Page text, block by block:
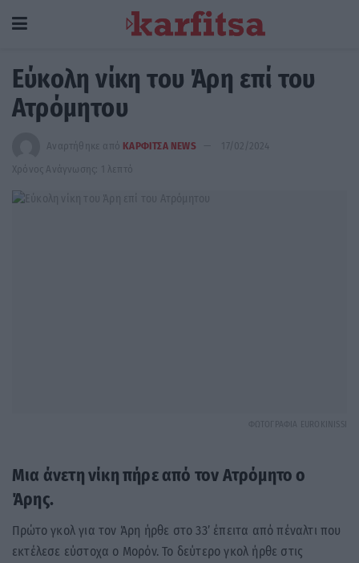
Εύκολη νίκη του Άρη επί του
Ατρόμητου
Αναρτήθηκε από ΚΑΡΦΙΤΣΑ NEWS
17/02/2024
Χρόνος Ανάγνωσης: 1 λεπτό
Μια άνετη νίκη πήρε από τον Ατρόμητο ο
Άρης.
Πρώτο γκολ για τον Άρη ήρθε στο 33’ έπειτα από πέναλτι που
εκτέλεσε εύστοχα ο Μορόν. Το δεύτερο γκολ ήρθε στις